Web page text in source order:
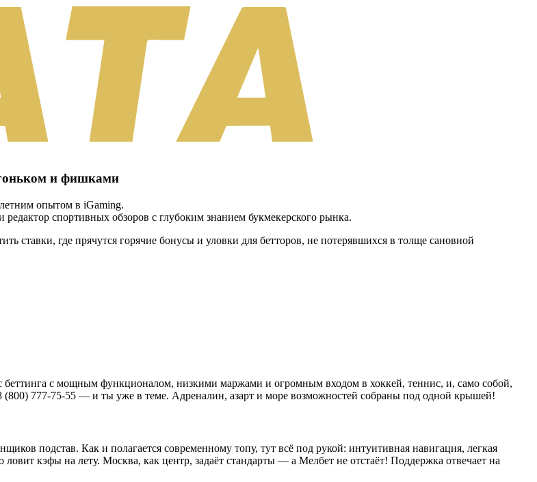
и фишками
опытом в iGaming.
спортивных обзоров с глубоким знанием букмекерского рынка.
ставки, где прячутся горячие бонусы и уловки для бетторов, не потерявшихся в толще сановной
с мощным функционалом, низкими маржами и огромным входом в хоккей, теннис, и, само собой,
777-75-55 — и ты уже в теме. Адреналин, азарт и море возможностей собраны под одной крышей!
подстав. Как и полагается современному топу, тут всё под рукой: интуитивная навигация, легкая
кэфы на лету. Москва, как центр, задаёт стандарты — а Мелбет не отстаёт! Поддержка отвечает на